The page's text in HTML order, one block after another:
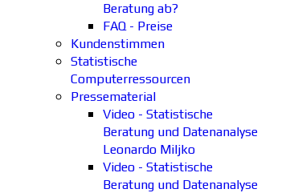
Beratung ab?
FAQ - Preise
Kundenstimmen
Statistische
Computerressourcen
Pressematerial
Video - Statistische
Beratung und Datenanalyse
Leonardo Miljko
Video - Statistische
Beratung und Datenanalyse